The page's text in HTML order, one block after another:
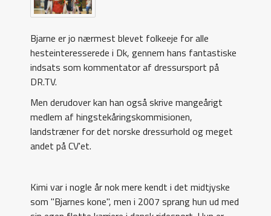
Bjarne er jo nærmest blevet folkeeje for alle
hesteinteresserede i Dk, gennem hans fantastiske
indsats som kommentator af dressursport på
DR.TV.
Men derudover kan han også skrive mangeårigt
medlem af hingstekåringskommisionen,
landstræner for det norske dressurhold og meget
andet på CV'et.
Kimi var i nogle år nok mere kendt i det midtjyske
som "Bjarnes kone", men i 2007 sprang hun ud med